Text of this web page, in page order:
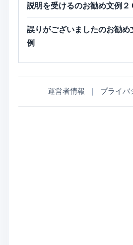
説明を受けるのお勧め文例２
誤りがございましたのお勧め
例
運営者情報 ｜ プライバ